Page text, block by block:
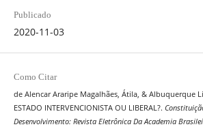
Publicado
2020-11-03
Como Citar
de Alencar Araripe Magalhães, Átila, & Albuquerque
ESTADO INTERVENCIONISTA OU LIBERAL?.
Desenvolvimento: Revista Eletrônica Da Academia